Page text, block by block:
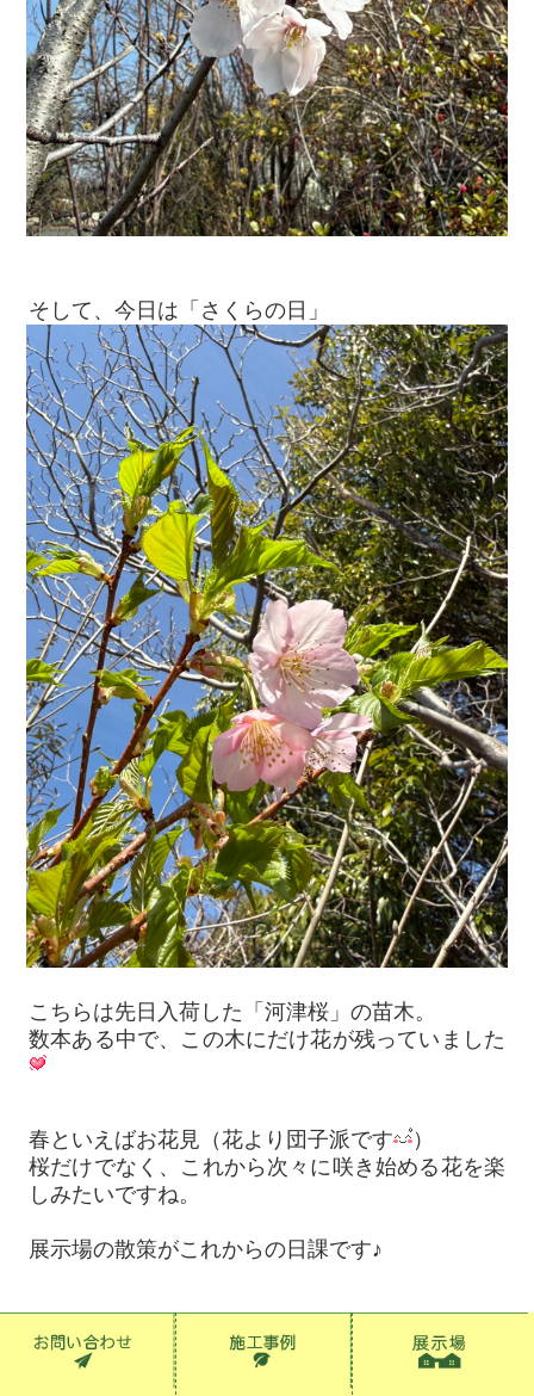
そして、今日は「さくらの日」
こちらは先日入荷した「河津桜」の苗木。
数本ある中で、この木にだけ花が残っていました
春といえばお花見（花より団子派です
）
桜だけでなく、これから次々に咲き始める花を楽
しみたいですね。
展示場の散策がこれからの日課です♪
お庭で気になることやお困りごとがございました
らお気軽にご相談ください。
お庭で過ごす時間を楽しむためのお手伝いをさせ